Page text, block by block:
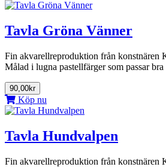
Tavla Gröna Vänner
Fin akvarellreproduktion från konstnären
Målad i lugna pastellfärger som passar
90,00kr
Köp nu
Tavla Hundvalpen
Fin akvarellreproduktion från konstnären